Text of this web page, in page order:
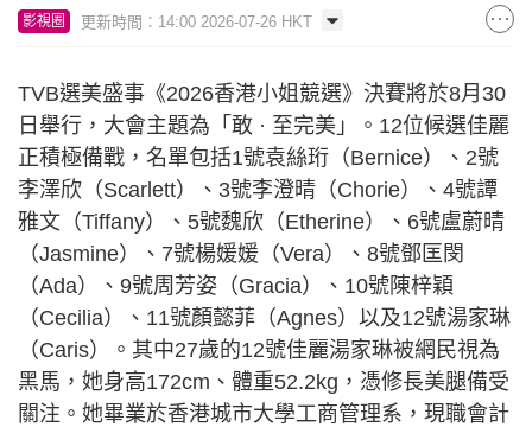
影視圈 更新時間：14:00 2026-07-26 HKT
TVB選美盛事《2026香港小姐競選》決賽將於8月30
日舉行，大會主題為「敢 · 至完美」。12位候選佳麗
正積極備戰，名單包括1號袁絲珩（Bernice）、2號
李澤欣（Scarlett）、3號李澄晴（Chorie）、4號譚
雅文（Tiffany）、5號魏欣（Etherine）、6號盧蔚晴
（Jasmine）、7號楊媛媛（Vera）、8號鄧匡閔
（Ada）、9號周芳姿（Gracia）、10號陳梓穎
（Cecilia）、11號顏懿菲（Agnes）以及12號湯家琳
（Caris）。其中27歲的12號佳麗湯家琳被網民視為
黑馬，她身高172cm、體重52.2kg，憑修長美腿備受
關注。她畢業於香港城市大學工商管理系，現職會計